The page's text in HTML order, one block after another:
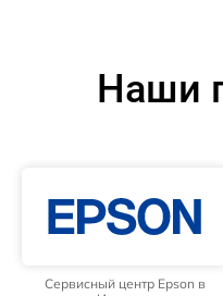
Наши
Сервисный центр Epson в